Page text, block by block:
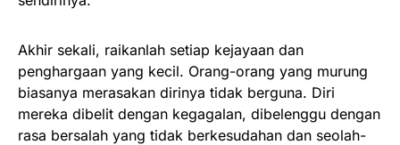
Akhir sekali, raikanlah setiap kejayaan dan
penghargaan yang kecil. Orang-orang yang murung
biasanya merasakan dirinya tidak berguna. Diri
mereka dibelit dengan kegagalan, dibelenggu dengan
rasa bersalah yang tidak berkesudahan dan seolah-